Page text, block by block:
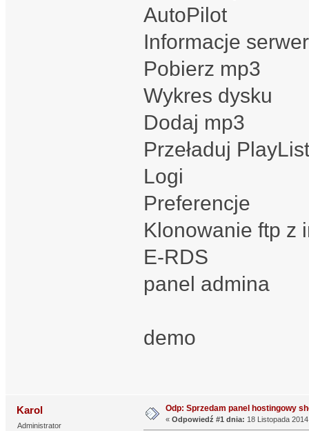
AutoPilot
Informacje
Pobierz mp3
Wykres dysku
Dodaj mp3
Przeładuj
Logi
Preferencje
Klonowanie ftp z
E-RDS
panel admina
demo
Karol
Administrator
Odp: Sprzedam panel hostingowy
« Odpowiedź #1 dnia: 18 Listopada